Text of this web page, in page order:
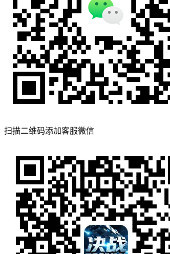
扫描二维码添加客服微信